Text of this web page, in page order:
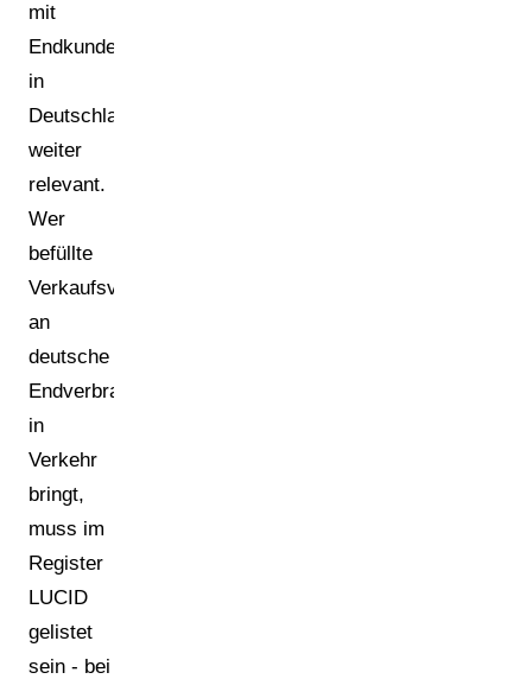
mit
Endkunden
in
Deutschland
weiter
relevant.
Wer
befüllte
Verkaufsverpackungen
an
deutsche
Endverbraucher
in
Verkehr
bringt,
muss im
Register
LUCID
gelistet
sein - bei